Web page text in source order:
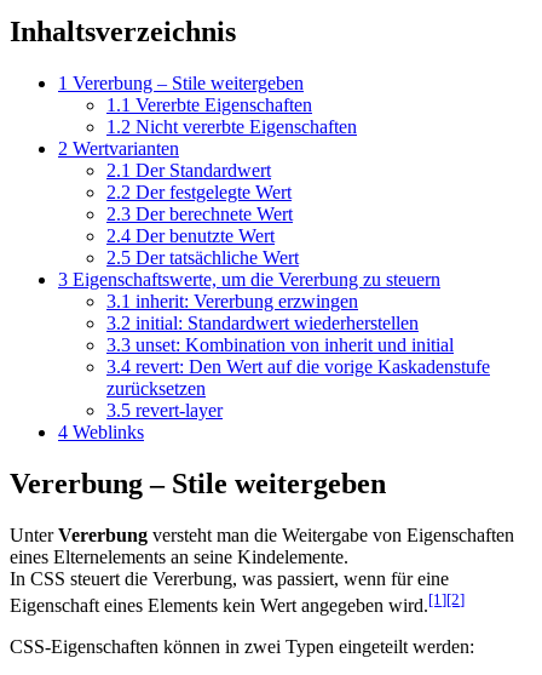
Inhaltsverzeichnis
1 Vererbung – Stile weitergeben
1.1 Vererbte Eigenschaften
1.2 Nicht vererbte Eigenschaften
2 Wertvarianten
2.1 Der Standardwert
2.2 Der festgelegte Wert
2.3 Der berechnete Wert
2.4 Der benutzte Wert
2.5 Der tatsächliche Wert
3 Eigenschaftswerte, um die Vererbung zu steuern
3.1 inherit: Vererbung erzwingen
3.2 initial: Standardwert wiederherstellen
3.3 unset: Kombination von inherit und initial
3.4 revert: Den Wert auf die vorige Kaskadenstufe
zurücksetzen
3.5 revert-layer
4 Weblinks
Vererbung – Stile weitergeben
UnterVererbung versteht man die Weitergabe von Eigenschaften
eines Elternelements an seine Kindelemente.
In CSS steuert die Vererbung, was passiert, wenn für eine
Eigenschaft eines Elements kein Wert angegeben wird.[1 ][2]
CSS-Eigenschaften können in zwei Typen eingeteilt werden: